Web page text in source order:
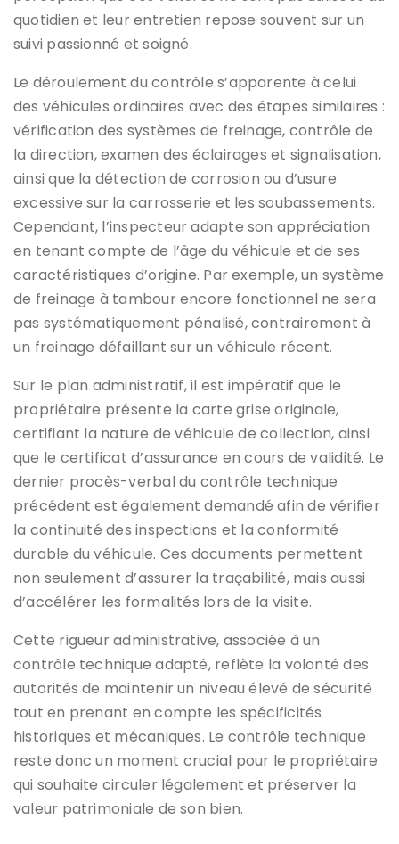
quotidien et leur entretien repose souvent sur un
suivi passionné et soigné.
Le déroulement du contrôle s’apparente à celui
des véhicules ordinaires avec des étapes similaires :
vérification des systèmes de freinage, contrôle de
la direction, examen des éclairages et signalisation,
ainsi que la détection de corrosion ou d’usure
excessive sur la carrosserie et les soubassements.
Cependant, l’inspecteur adapte son appréciation
en tenant compte de l’âge du véhicule et de ses
caractéristiques d’origine. Par exemple, un système
de freinage à tambour encore fonctionnel ne sera
pas systématiquement pénalisé, contrairement à
un freinage défaillant sur un véhicule récent.
Sur le plan administratif, il est impératif que le
propriétaire présente la carte grise originale,
certifiant la nature de véhicule de collection, ainsi
que le certificat d’assurance en cours de validité. Le
dernier procès-verbal du contrôle technique
précédent est également demandé afin de vérifier
la continuité des inspections et la conformité
durable du véhicule. Ces documents permettent
non seulement d’assurer la traçabilité, mais aussi
d’accélérer les formalités lors de la visite.
Cette rigueur administrative, associée à un
contrôle technique adapté, reflète la volonté des
autorités de maintenir un niveau élevé de sécurité
tout en prenant en compte les spécificités
historiques et mécaniques. Le contrôle technique
reste donc un moment crucial pour le propriétaire
qui souhaite circuler légalement et préserver la
valeur patrimoniale de son bien.